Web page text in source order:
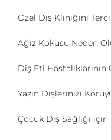
Özel Diş Kliniğini
Ağız Kokusu Neden
Diş Eti
Yazın Dişlerinizi
Çocuk Diş Sağlığı için